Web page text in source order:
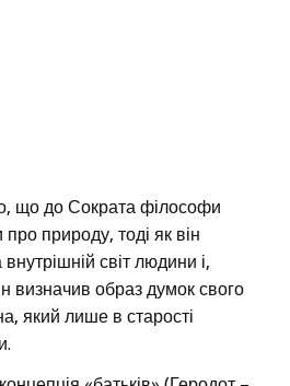
що до Сократа філософи
природу, тоді як він
світ людини і,
визначив образ думок свого
який лише в старості